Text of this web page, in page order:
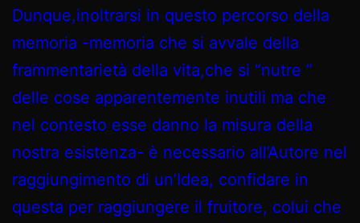
Dunque,inoltrarsi in questo percorso della
memoria -memoria che si avvale della
frammentarietà della vita,che si “nutre ”
delle cose apparentemente inutili ma che
nel contesto esse danno la misura della
nostra esistenza- è necessario all’Autore nel
raggiungimento di un’Idea, confidare in
questa per raggiungere il fruitore, colui che